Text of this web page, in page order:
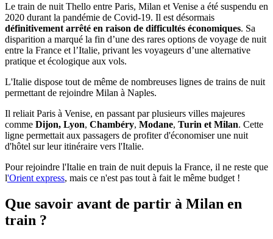
Le train de nuit Thello entre Paris, Milan et Venise a été suspendu en
2020 durant la pandémie de Covid-19. Il est désormais
définitivement arrêté en raison de difficultés économiques. Sa
disparition a marqué la fin d’une des rares options de voyage de nuit
entre la France et l’Italie, privant les voyageurs d’une alternative
pratique et écologique aux vols.
L'Italie dispose tout de même de nombreuses lignes de trains de nuit
permettant de rejoindre Milan à Naples.
Il reliait Paris à Venise, en passant par plusieurs villes majeures
comme Dijon, Lyon, Chambéry, Modane, Turin et Milan. Cette
ligne permettait aux passagers de profiter d'économiser une nuit
d'hôtel sur leur itinéraire vers l'Italie.
Pour rejoindre l'Italie en train de nuit depuis la France, il ne reste que
l'Orient express, mais ce n'est pas tout à fait le même budget !
Que savoir avant de partir à Milan en
train ?